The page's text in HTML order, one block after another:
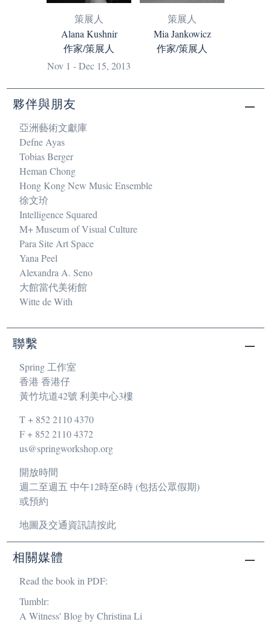
策展人
Alana Kushnir
作家/策展人
Nov 1 - Dec 15, 2013
策展人
Mia Jankowicz
作家/策展人
夥伴與朋友
亞洲藝術文獻庫
Defne Ayas
Tobias Berger
Heman Chong
Hong Kong New Music Ensemble
徐文玠
Intelligence Squared
M+ Museum of Visual Culture
Para Site Art Space
Yana Peel
Alexandra A. Seno
大館當代美術館
Witte de With
聯繫
Spring 工作室
香港 香港仔
黃竹坑道42號 利美中心3樓
T + 852 2110 4370
F + 852 2110 4372
us@springworkshop.org
開放時間
週二至週五 中午12時至6時 (包括公眾假期)
或預約
地圖及交通資訊請按此
相關媒體
Read the book in PDF:
Tumblr:
A Witness' Blog by Christina Li